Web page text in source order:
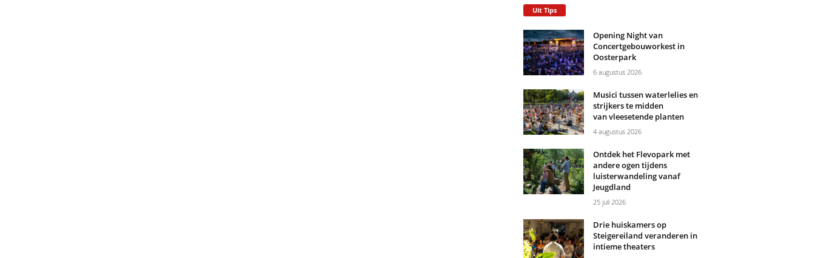
Uit Tips
Opening Night van
Concertgebouworkest in
Oosterpark
6 augustus 2026
Musici tussen waterlelies en
strijkers te midden
van vleesetende planten
4 augustus 2026
Ontdek het Flevopark met
andere ogen tijdens
luisterwandeling vanaf
Jeugdland
25 juli 2026
Drie huiskamers op
Steigereiland veranderen in
intieme theaters